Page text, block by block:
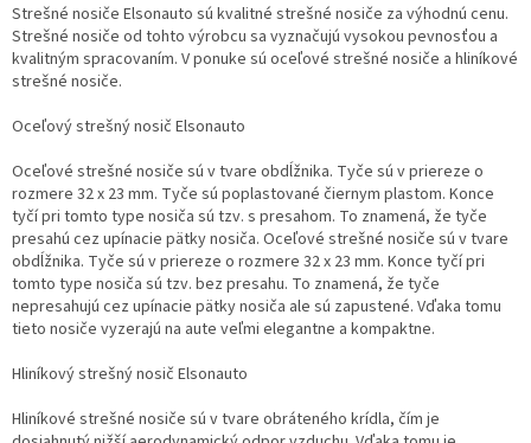
Strešné nosiče Elsonauto sú kvalitné strešné nosiče za výhodnú cenu.
Strešné nosiče od tohto výrobcu sa vyznačujú vysokou pevnosťou a
kvalitným spracovaním. V ponuke sú oceľové strešné nosiče a hliníkové
strešné nosiče.
Oceľový strešný nosič Elsonauto
Oceľové strešné nosiče sú v tvare obdĺžnika. Tyče sú v priereze o
rozmere 32 x 23 mm. Tyče sú poplastované čiernym plastom. Konce
tyčí pri tomto type nosiča sú tzv. s presahom. To znamená, že tyče
presahú cez upínacie pätky nosiča. Oceľové strešné nosiče sú v tvare
obdĺžnika. Tyče sú v priereze o rozmere 32 x 23 mm. Konce tyčí pri
tomto type nosiča sú tzv. bez presahu. To znamená, že tyče
nepresahujú cez upínacie pätky nosiča ale sú zapustené. Vďaka tomu
tieto nosiče vyzerajú na aute veľmi elegantne a kompaktne.
Hliníkový strešný nosič Elsonauto
Hliníkové strešné nosiče sú v tvare obráteného krídla, čím je